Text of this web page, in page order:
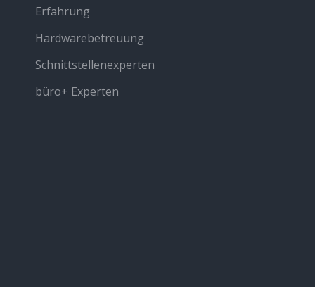
Erfahrung
Hardwarebetreuung
Schnittstellenexperten
büro+ Experten